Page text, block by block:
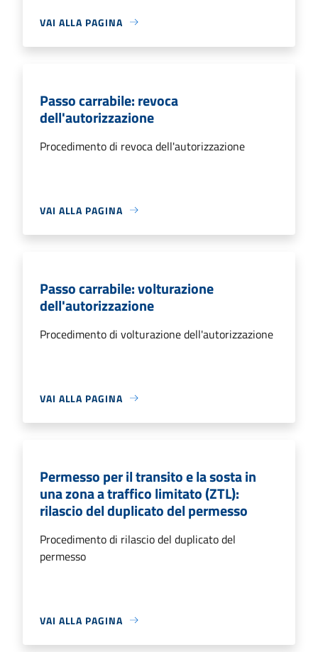
VAI ALLA PAGINA
Passo carrabile: revoca
dell'autorizzazione
Procedimento di revoca dell'autorizzazione
VAI ALLA PAGINA
Passo carrabile: volturazione
dell'autorizzazione
Procedimento di volturazione dell'autorizzazione
VAI ALLA PAGINA
Permesso per il transito e la sosta in
una zona a traffico limitato (ZTL):
rilascio del duplicato del permesso
Procedimento di rilascio del duplicato del
permesso
VAI ALLA PAGINA